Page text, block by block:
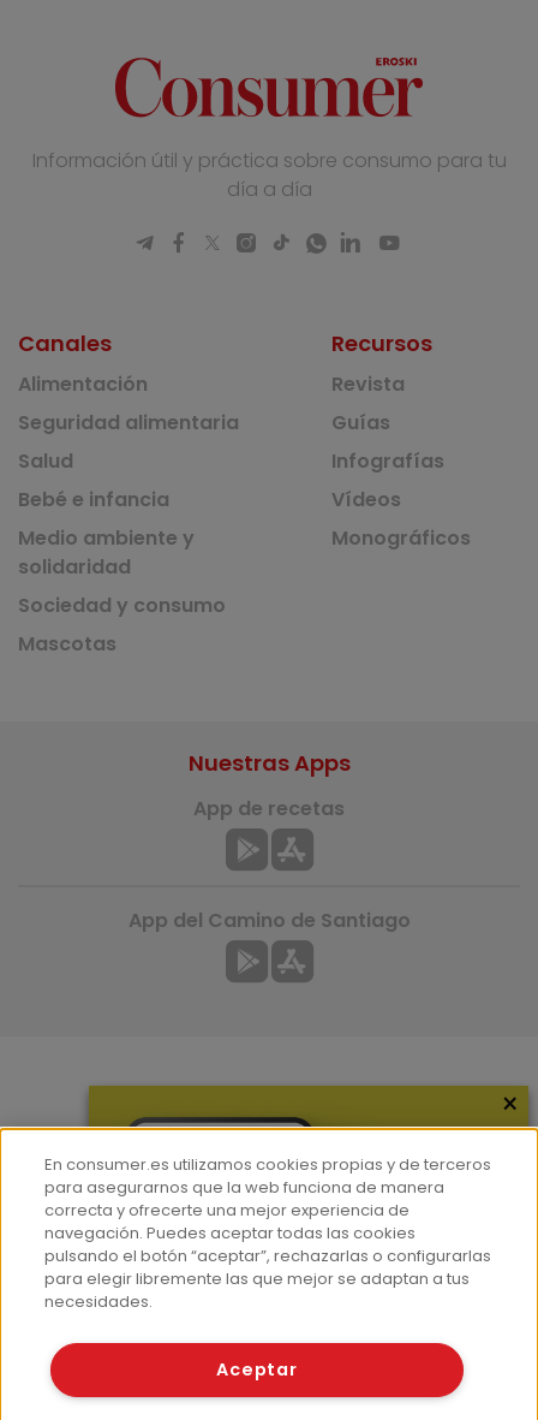
Información útil y práctica sobre consumo para tu
día a día
Canales
Alimentación
Seguridad alimentaria
Salud
Bebé e infancia
Medio ambiente y
solidaridad
Sociedad y consumo
Mascotas
Recursos
Revista
Guías
Infografías
Vídeos
Monográficos
Hemeroteca
Contacto
Prensa
Corpus Lingüístico Consumer
Nuestras Apps
App de recetas
App del Camino de Santiago
© Fundación EROSKI
×
En consumer.es utilizamos cookies propias y de terceros
para asegurarnos que la web funciona de manera
correcta y ofrecerte una mejor experiencia de
navegación. Puedes aceptar todas las cookies
pulsando el botón “aceptar”, rechazarlas o configurarlas
para elegir libremente las que mejor se adaptan a tus
necesidades.
Aceptar